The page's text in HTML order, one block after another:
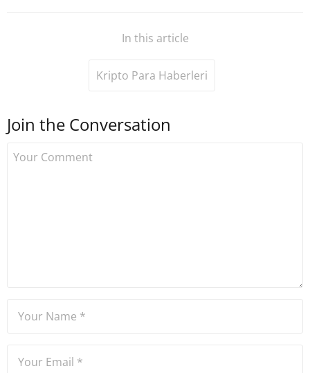
In this article
Kripto Para Haberleri
Join the Conversation